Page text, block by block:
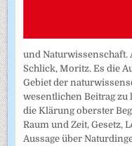
und Naturwissenschaft.
Schlick, Moritz. Es die
Gebiet der
wesentlichen Beitrag zu
die Klärung oberster
Raum und Zeit, Gesetz,
Aussage über